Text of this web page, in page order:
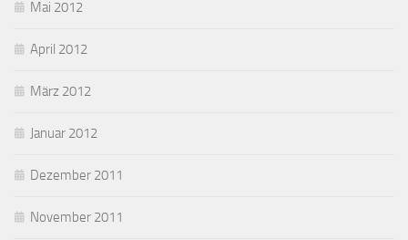
Mai 2012
April 2012
März 2012
Januar 2012
Dezember 2011
November 2011